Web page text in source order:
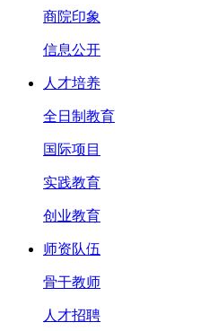
商院印象
信息公开
人才培养
全日制教育
国际项目
实践教育
创业教育
师资队伍
骨干教师
人才招聘